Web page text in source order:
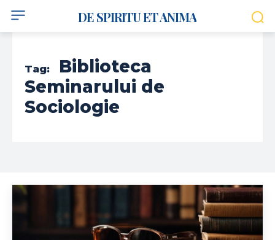
DE SPIRITU ET ANIMA
Tag:
Biblioteca
Seminarului de
Sociologie